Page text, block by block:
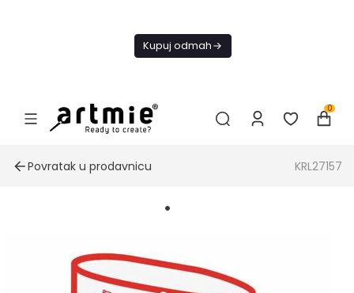
Kupuj odmah
0
Povratak u prodavnicu KRL27157